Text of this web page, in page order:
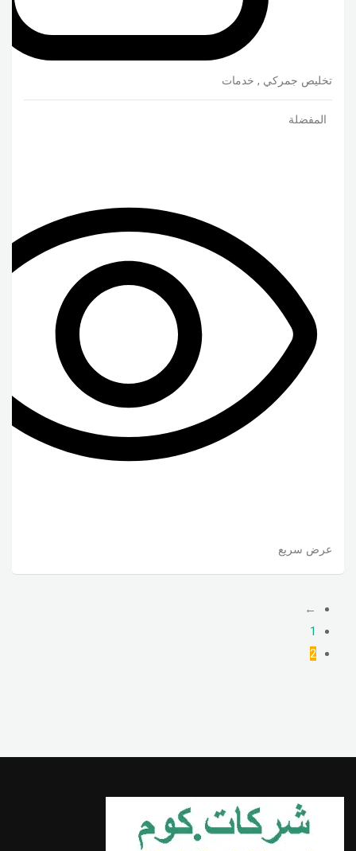
تخليص جمركي , خدمات
المفضلة
عرض سريع
←
1
2